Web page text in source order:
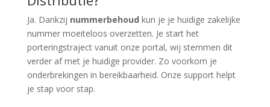
Ja. Dankzij nummerbehoud kun je je huidige zakelijke
nummer moeiteloos overzetten. Je start het
porteringstraject vanuit onze portal, wij stemmen dit
verder af met je huidige provider. Zo voorkom je
onderbrekingen in bereikbaarheid. Onze support helpt
je stap voor stap.